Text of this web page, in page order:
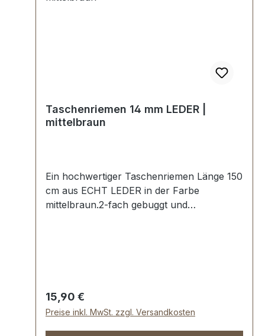
Taschenriemen 14 mm LEDER |
mittelbraun
Ein hochwertiger Taschenriemen Länge 150
cm aus ECHT LEDER in der Farbe
mittelbraun.2-fach gebuggt und
Regulärer Preis:
15,90 €
Preise inkl. MwSt. zzgl. Versandkosten